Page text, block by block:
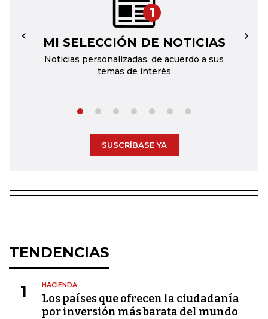
1
MI SELECCIÓN DE NOTICIAS
Noticias personalizadas, de acuerdo a sus
temas de interés
← →
SUSCRÍBASE YA
TENDENCIAS
1 HACIENDA
Los países que ofrecen la ciudadanía
por inversión más barata del mundo